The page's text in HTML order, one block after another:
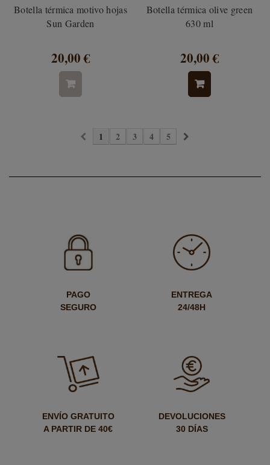
Botella térmica motivo hojas
Sun Garden
20,00 €
Botella térmica olive green
630 ml
20,00 €
1 2 3 4 5
PAGO
SEGURO
ENTREGA
24/48H
ENVÍO GRATUITO
A PARTIR DE 40€
DEVOLUCIONES
30 DÍAS